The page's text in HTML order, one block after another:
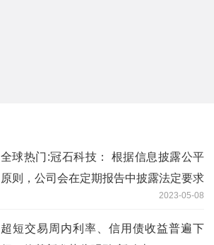
全球热门:冠石科技： 根据信息披露公平
原则，公司会在定期报告中披露法定要求
2023-05-08
超短交易周内利率、信用债收益普遍下